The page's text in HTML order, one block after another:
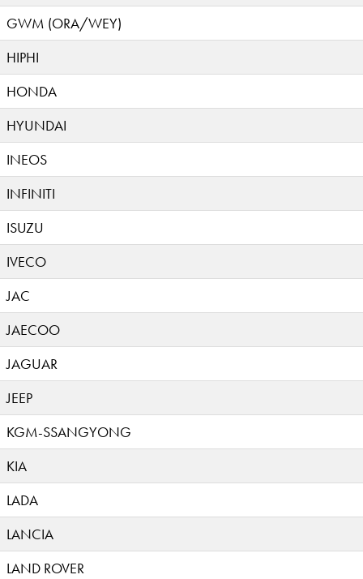
GWM (ORA/WEY)
HIPHI
HONDA
HYUNDAI
INEOS
INFINITI
ISUZU
IVECO
JAC
JAECOO
JAGUAR
JEEP
KGM-SSANGYONG
KIA
LADA
LANCIA
LAND ROVER